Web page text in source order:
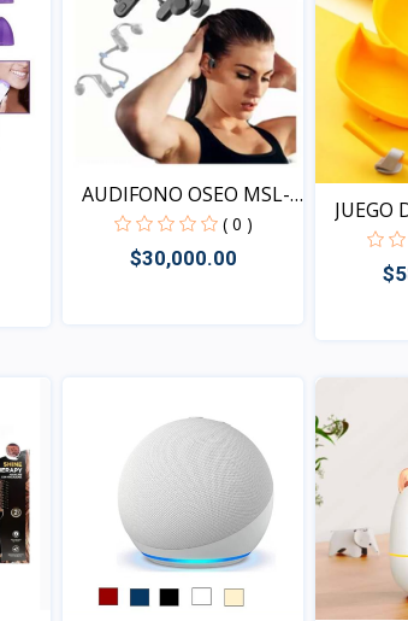
AUDIFONO OSEO MSL-
( 0 )
$30,000.00
JUEGO
PARA...